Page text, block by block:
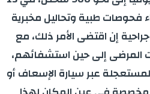
فحوصات طبية وتحاليل مخبرية
إن اقتضى الأمر ذلك، مع
المرضى إلى حين استشفائهم،
عبر سيارة الإسعاف أو